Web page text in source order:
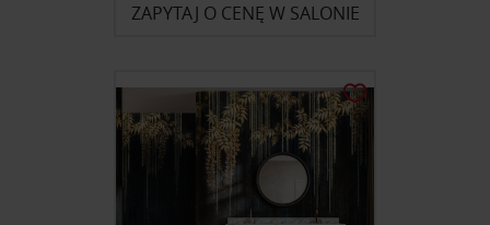
ZAPYTAJ O CENĘ W SALONIE